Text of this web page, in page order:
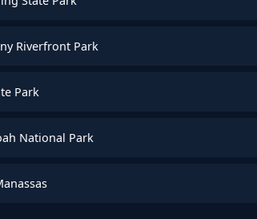
Riverfront Park
Park
National Park